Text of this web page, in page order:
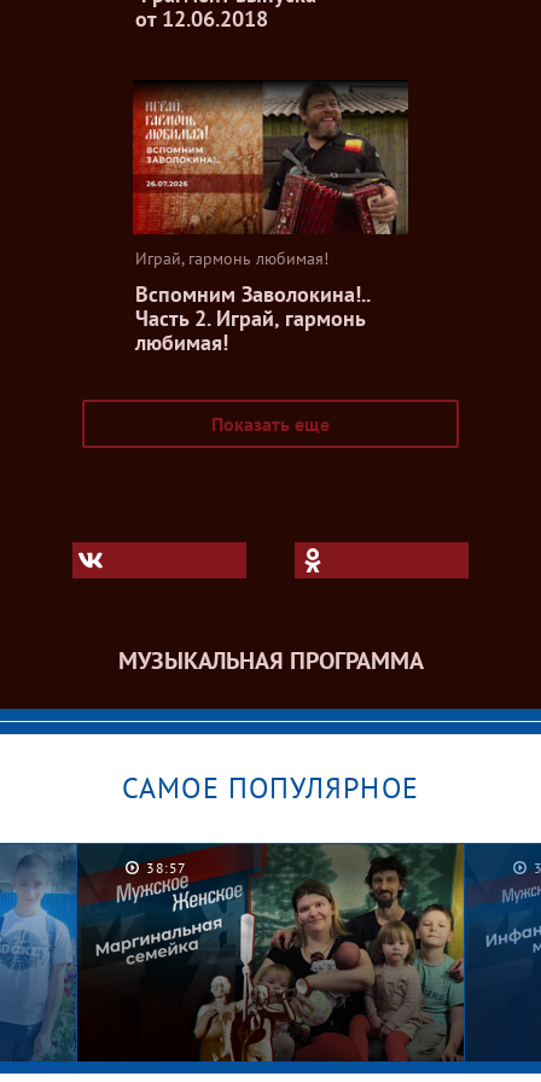
от 12.06.2018
Играй, гармонь любимая!
Вспомним Заволокина!..
Часть 2. Играй, гармонь
любимая!
Показать еще
МУЗЫКАЛЬНАЯ ПРОГРАММА
САМОЕ ПОПУЛЯРНОЕ
38:57